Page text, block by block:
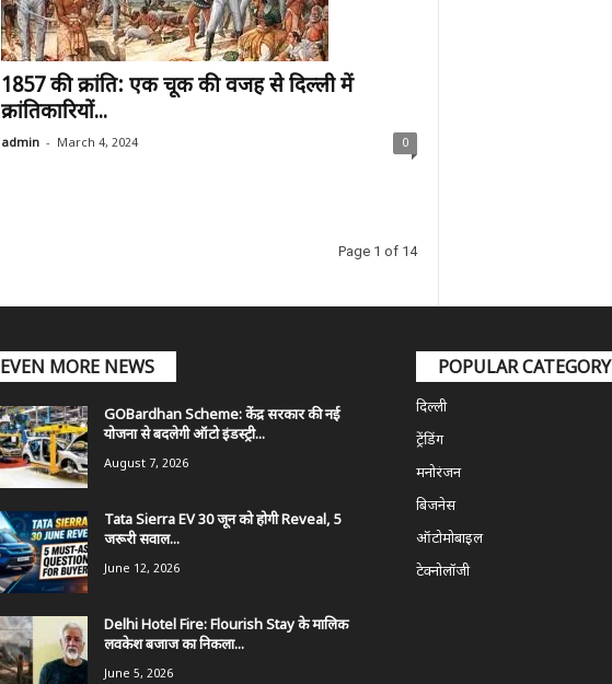
1857 की क्रांति: एक चूक की वजह से दिल्ली में
क्रांतिकारियों...
admin - March 4, 2024 0
Page 1 of 14
EVEN MORE NEWS
GOBardhan Scheme: केंद्र सरकार की नई
योजना से बदलेगी ऑटो इंडस्ट्री...
August 7, 2026
Tata Sierra EV 30 जून को होगी Reveal, 5
जरूरी सवाल...
June 12, 2026
Delhi Hotel Fire: Flourish Stay के मालिक
लवकेश बजाज का निकला...
June 5, 2026
POPULAR CATEGORY
दिल्ली
ट्रेंडिंग
मनोरंजन
बिजनेस
ऑटोमोबाइल
टेक्नोलॉजी